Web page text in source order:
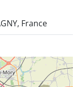
France